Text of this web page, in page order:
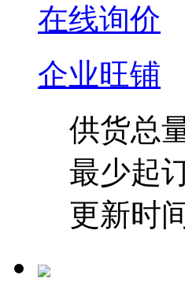
在线询价
企业旺铺
供货总
最少起
更新时